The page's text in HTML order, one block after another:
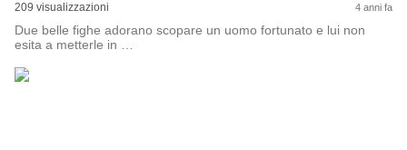
209 visualizzazioni 4 anni fa
Due belle fighe adorano scopare un uomo fortunato e lui non
esita a metterle in …